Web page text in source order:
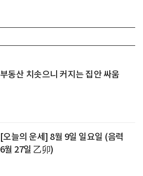
부동산 치솟으니 커지는 집안 싸움
[오늘의 운세] 8월 9일 일요일 (음력
6월 27일 乙卯)